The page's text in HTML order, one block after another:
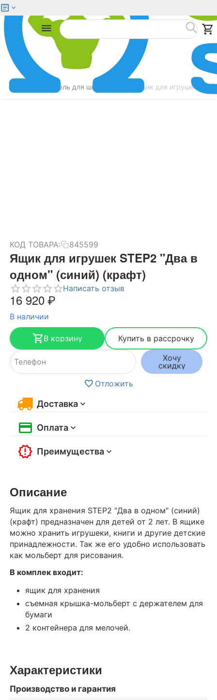
Мебель для школьников Ящик для игрушек
КОД ТОВАРА: 845599
Ящик для игрушек STEP2 "Два в
одном" (синий) (крафт)
Написать отзыв
16 920₽
В наличии
В корзину
Купить в рассрочку
Хочу
скидку
Отложить
Доставка
Оплата
Преимущества
Описание
Ящик для хранения STEP2 "Два в одном" (синий)
(крафт) предназначен для детей от 2 лет. В ящике
можно хранить игрушеки, книги и другие детские
принадлежности. Так же его удобно использовать
как мольберт для рисования.
В комплек входит:
ящик для хранения
съемная крышка-мольберт с держателем для
бумаги
2 контейнера для мелочей.
Характеристики
Производство и гарантия
Меню Найти